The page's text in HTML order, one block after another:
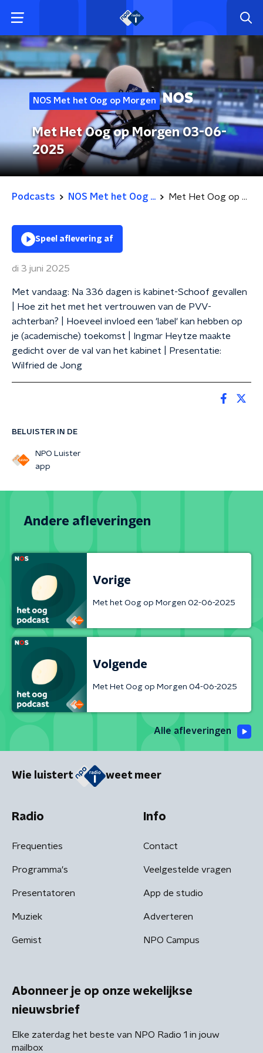
NOS Met het Oog op Morgen
Met Het Oog op Morgen 03-06-
2025
Podcasts NOS Met het Oog ... Met Het Oog op Morgen 03-06-2025
BELUISTER IN DE
NPO Luister
app
Speel aflevering af
di 3 juni 2025
Met vandaag: Na 336 dagen is kabinet-Schoof gevallen
| Hoe zit het met het vertrouwen van de PVV-
achterban? | Hoeveel invloed een 'label' kan hebben op
je (academische) toekomst | Ingmar Heytze maakte
gedicht over de val van het kabinet | Presentatie:
Wilfried de Jong
Andere afleveringen
Vorige
Met het Oog op Morgen 02-06-2025
Volgende
Met Het Oog op Morgen 04-06-2025
Alle afleveringen
Wie luistert weet meer
Radio
Frequenties
Programma's
Presentatoren
Muziek
Gemist
Info
Contact
Veelgestelde vragen
App de studio
Adverteren
NPO Campus
Abonneer je op onze wekelijkse
nieuwsbrief
Elke zaterdag het beste van NPO Radio 1 in jouw
mailbox